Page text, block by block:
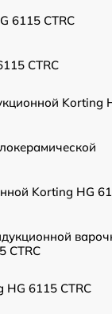
6115 CTRC
CTRC
Korting
Korting HG
CTRC
HG 6115 CTRC